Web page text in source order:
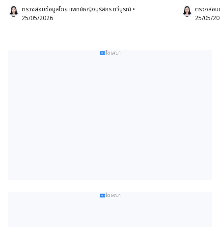
ตรวจสอบข้อมูลโดย แพทย์หญิงบุรัสกร ทวีบูรณ์ •
25/05/2026
ตรวจสอ
25/05/
โฆษณา
โฆษณา